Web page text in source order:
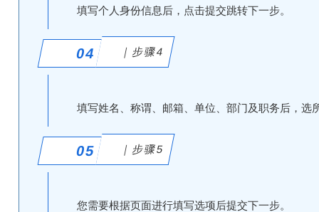
填写个人身份信息后，点击提交跳转下一步。
04 ｜步骤4
填写姓名、称谓、邮箱、单位、部门及职务后，选
05 ｜步骤5
您需要根据页面进行填写选项后提交下一步。